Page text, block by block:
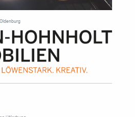
Oldenburg